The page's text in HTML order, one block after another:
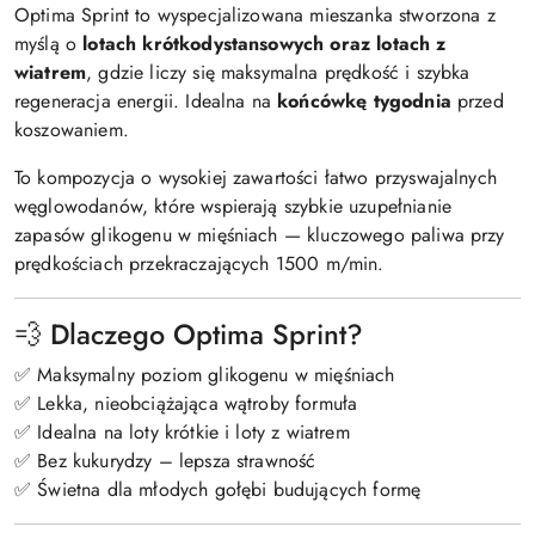
Optima Sprint to wyspecjalizowana mieszanka stworzona z
myślą o lotach krótkodystansowych oraz lotach z
wiatrem, gdzie liczy się maksymalna prędkość i szybka
regeneracja energii. Idealna na końcówkę tygodnia przed
koszowaniem.
To kompozycja o wysokiej zawartości łatwo przyswajalnych
węglowodanów, które wspierają szybkie uzupełnianie
zapasów glikogenu w mięśniach — kluczowego paliwa przy
prędkościach przekraczających 1500 m/min.
💨 Dlaczego Optima Sprint?
✅ Maksymalny poziom glikogenu w mięśniach
✅ Lekka, nieobciążająca wątroby formuła
✅ Idealna na loty krótkie i loty z wiatrem
✅ Bez kukurydzy – lepsza strawność
✅ Świetna dla młodych gołębi budujących formę